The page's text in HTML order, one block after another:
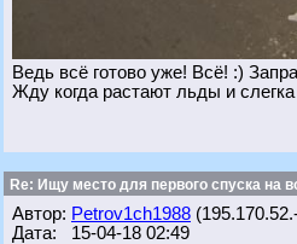
Ведь всё готово уже! Всё! :)
Жду когда растают льды и
Re: Ищу место для первого спуска на
Автор: Petrov1ch1988
Дата: 15-04-18 02:49